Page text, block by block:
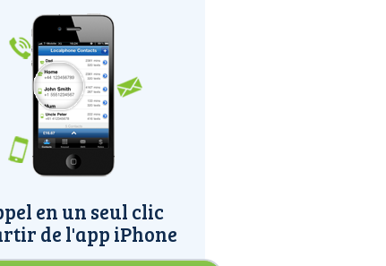
en un seul clic
de l'app iPhone